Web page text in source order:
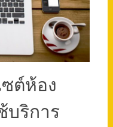
ต์ห้อง
บริการ